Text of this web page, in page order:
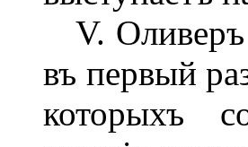
V. Оливеръ
въ первый
которыхъ